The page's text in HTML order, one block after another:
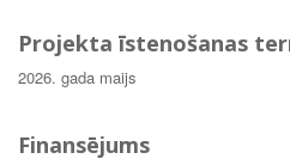
Projekta īstenošanas
2026. gada maijs
Finansējums